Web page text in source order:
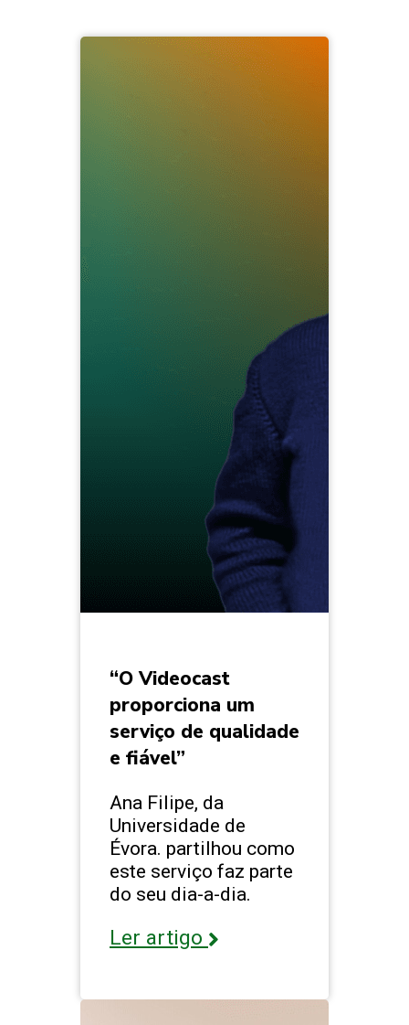
“O Videocast
proporciona um
serviço de qualidade
e fiável”
Ana Filipe, da
Universidade de
Évora. partilhou como
este serviço faz parte
do seu dia-a-dia.
Ler artigo